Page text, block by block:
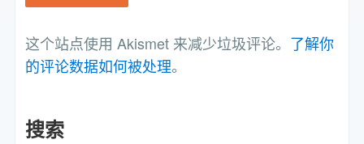
这个站点使用 Akismet 来减少垃圾评论。 了解你
的评论数据如何被处理。
搜索